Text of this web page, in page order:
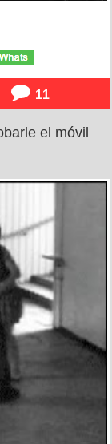
11
el móvil